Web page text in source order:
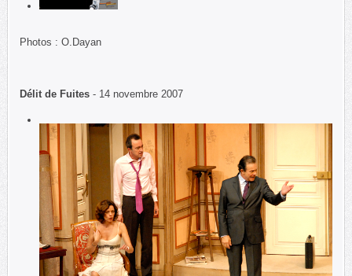
Photos : O.Dayan
Délit de Fuites - 14 novembre 2007